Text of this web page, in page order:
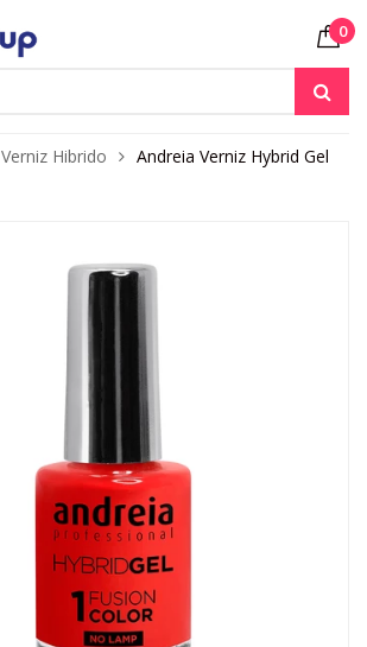
0
Verniz Hibrido
Andreia Verniz Hybrid Gel